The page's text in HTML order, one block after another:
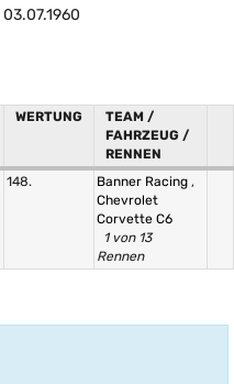
03.07.1960
WERTUNG
TEAM /
FAHRZEUG /
RENNEN
148. Banner Racing ,
Chevrolet
Corvette C6
1 von 13
Rennen